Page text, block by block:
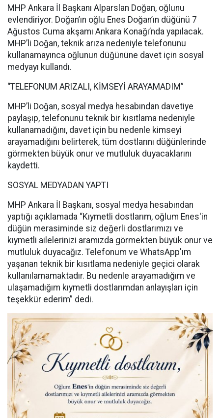
MHP Ankara İl Başkanı Alparslan Doğan, oğlunu
evlendiriyor. Doğan’ın oğlu Enes Doğan’ın düğünü 7
Ağustos Cuma akşamı Ankara Konağı’nda yapılacak.
MHP’li Doğan, teknik arıza nedeniyle telefonunu
kullanamayınca oğlunun düğününe davet için sosyal
medyayı kullandı.
“TELEFONUM ARIZALI, KİMSEYİ ARAYAMADIM”
MHP’li Doğan, sosyal medya hesabından davetiye
paylaşıp, telefonunu teknik bir kısıtlama nedeniyle
kullanamadığını, davet için bu nedenle kimseyi
arayamadığını belirterek, tüm dostlarını düğünlerinde
görmekten büyük onur ve mutluluk duyacaklarını
kaydetti.
SOSYAL MEDYADAN YAPTI
MHP Ankara İl Başkanı, sosyal medya hesabından
yaptığı açıklamada “Kıymetli dostlarım, oğlum Enes'in
düğün merasiminde siz değerli dostlarımızı ve
kıymetli ailelerinizi aramızda görmekten büyük onur ve
mutluluk duyacağız. Telefonum ve WhatsApp'ım
yaşanan teknik bir kısıtlama nedeniyle geçici olarak
kullanılamamaktadır. Bu nedenle arayamadığım ve
ulaşamadığım kıymetli dostlarımdan anlayışları için
teşekkür ederim” dedi.